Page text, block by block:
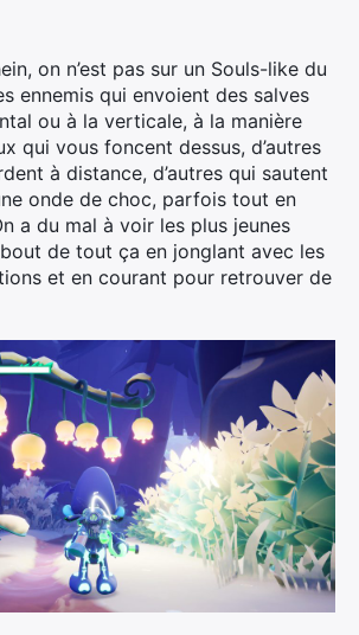
on n’est pas sur un Souls-like du
ennemis qui envoient des salves
ou à la verticale, à la manière
qui vous foncent dessus, d’autres
à distance, d’autres qui sautent
onde de choc, parfois tout en
a du mal à voir les plus jeunes
de tout ça en jonglant avec les
et en courant pour retrouver de